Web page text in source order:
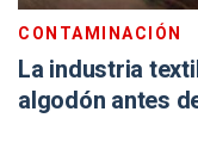
CONTAMINACIÓN
La industria
algodón antes